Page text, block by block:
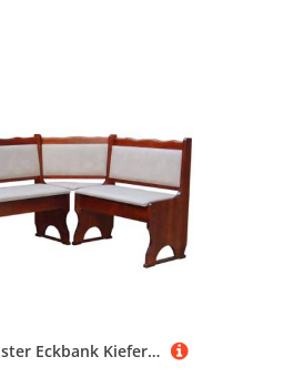
k koma Polster Eckbank Kiefer Holz, Calvados Farbe mit Polsterung MASSIVHOLZ - ÖKOLEDER BEIGE (160 x 200)